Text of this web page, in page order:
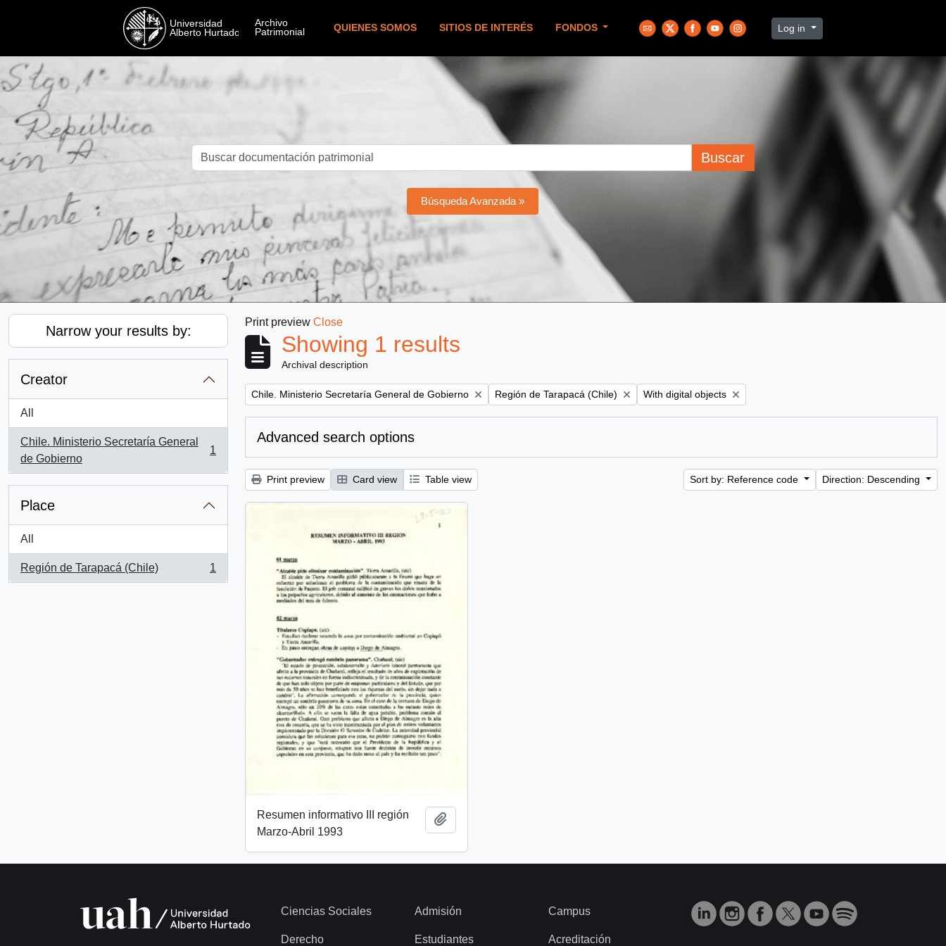
QUIENES SOMOS SITIOS DE INTERÉS FONDOS Log in
Buscar
Búsqueda Avanzada »
Narrow your results by:
Creator
All
Chile. Ministerio Secretaría General
de Gobierno
, 1 results
1
Place
All
Región de Tarapacá (Chile)
, 1 results
1
Print preview Close
Showing 1 results
Archival description
Remove filter:
Chile. Ministerio Secretaría General de Gobierno Remove filter:
Región de Tarapacá (Chile) Remove filter:
With digital objects
Advanced search options
Print preview Card view Table view Sort by: Reference code Direction: Descending
Resumen informativo III región
Marzo-Abril 1993
Ciencias Sociales
Derecho
Admisión
Estudiantes
Campus
Acreditación